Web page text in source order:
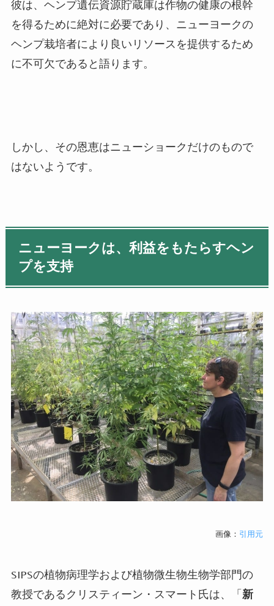
彼は、ヘンプ遺伝資源貯蔵庫は作物の健康の根幹
を得るために絶対に必要であり、ニューヨークの
ヘンプ栽培者により良いリソースを提供するため
に不可欠であると語ります。
しかし、その恩恵はニューショークだけのもので
はないようです。
ニューヨークは、利益をもたらすヘン
プを支持
画像： 引用元
SIPSの植物病理学および植物微生物生物学部門の
教授であるクリスティーン・スマート氏は、「新